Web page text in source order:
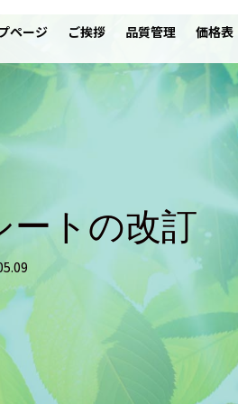
ページ ご挨拶 品質管理 価格表
ートの改訂